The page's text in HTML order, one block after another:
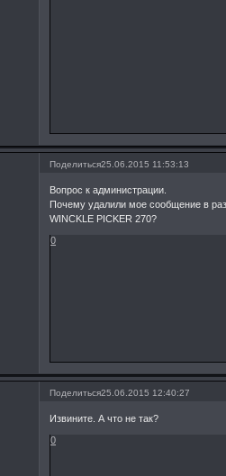
Поделиться25.06.2015 11:53:13
Вопрос к администрации.
Почему удалили мое сообщение в
WINCKLE PICKER 270?
0
Поделиться25.06.2015 12:40:27
Извините. А что не так?
0